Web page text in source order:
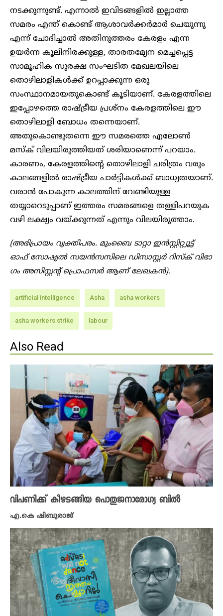
നടക്കുന്നുണ്ട്. എന്നാൽ ഇവിടങ്ങളിൽ ഇല്ലാത്ത
സമരം എന്ത് കൊണ്ട് ആശാവർക്കർമാർ ചെയുന്നു
എന്ന് ചോദിച്ചാൽ അതിനുത്തരം കേരളം എന്ന
ഉയർന്ന കൂലിനിരക്കുള്ള, താരതമ്യേന മെച്ചപ്പെട്ട
സാമൂഹിക സുരക്ഷ സംഘടിത മേഖലയിലെ
തൊഴിലാളികൾക്ക് ഉറപ്പാക്കുന്ന ഒരു
സംസ്ഥാനമായതുകൊണ്ട് കൂടിയാണ്. കേരളത്തിലെ
ഇപ്പോഴത്തെ രാഷ്ട്രീയ പ്രശ്നം കേരളത്തിലെ ഈ
തൊഴിലാളി ബോധം തന്നെയാണ്.
അതുകൊണ്ടുതന്നെ ഈ സമരത്തെ എലോൺ
മസ്ക് വിലയിരുത്തിയത് ശരിയാണെന്ന് പറയാം.
കാരണം, കേരളത്തിന്റെ തൊഴിലാളി ചരിത്രം വരും
കാലങ്ങളിൽ രാഷ്ട്രീയ പാർട്ടികൾക്ക് ബാധ്യതയാണ്.
വരാൻ പോകുന്ന കാലത്തിന് വേണ്ടിയുള്ള
തയ്യാറെടുപ്പാണ് ഇത്തരം സമരങ്ങളെ തള്ളിപറയുക
വഴി ലക്ഷ്യം വയ്ക്കുന്നത് എന്നും വിലയിരുത്താം.
(അഭിപ്രായം വ്യക്തിപരം. മുംബൈ ടാറ്റാ ഇൻസ്റ്റിറ്റ്യൂട്ട്
ഓഫ് സോഷ്യൽ സയൻസസിലെ ഡിസാസ്റ്റർ റിസ്ക് വിഭാ​
ഗം അസിസ്റ്റന്റ് പ്രൊഫസർ ആണ് ലേഖകൻ).
artificial intelligence Asha asha workers
asha workers strike labour
Also Read
വിപണിക്ക് കീഴടങ്ങിയ പൊതുജനാരോഗ്യ ബിൽ
എ.കെ ഷിബുരാജ്